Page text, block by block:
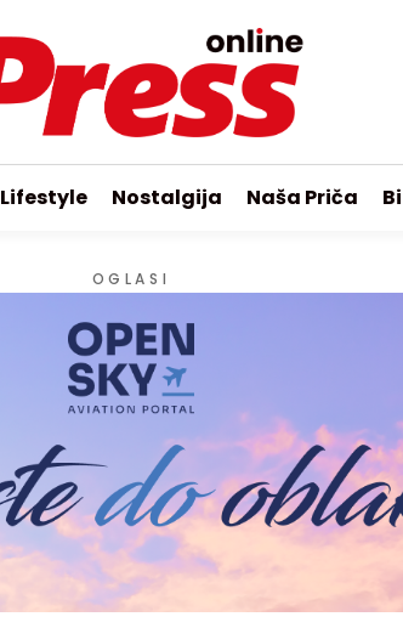
Lifestyle Nostalgija Naša Priča
OGLASI